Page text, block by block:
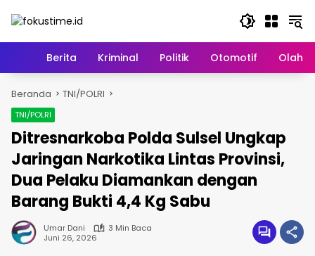
HomeBerita Kriminal Politik Otomotif
Beranda TNI/POLRI
TNI/POLRI
Ditresnarkoba Polda Sulsel Ungkap
Jaringan Narkotika Lintas Provinsi,
Dua Pelaku Diamankan dengan
Barang Bukti 4,4 Kg Sabu
Umar Dani
3 Min Baca
Juni 26, 2026